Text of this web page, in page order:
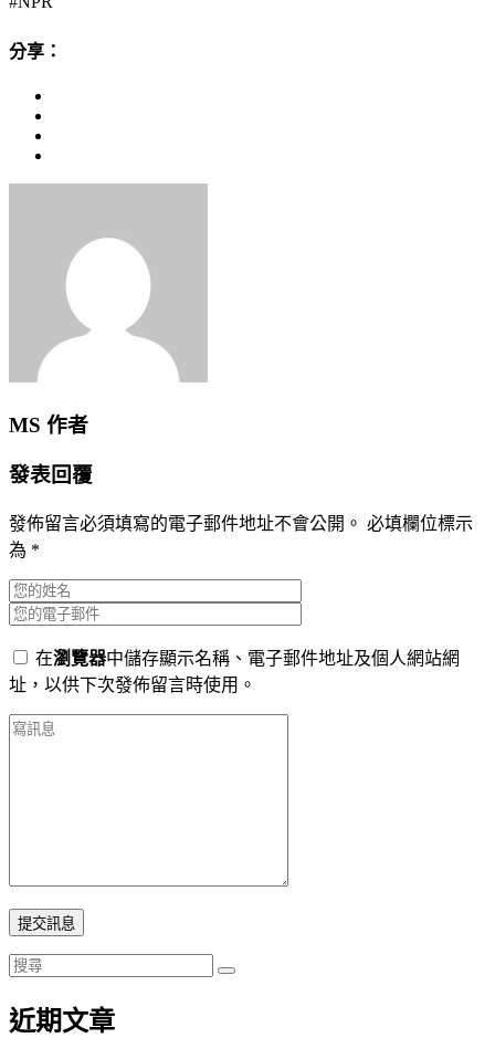
分享：
MS 作者
發表回覆
發佈留言必須填寫的電子郵件地址不會公開。 必填欄位標示
為 *
在瀏覽器中儲存顯示名稱、電子郵件地址及個人網站網
址，以供下次發佈留言時使用。
提交訊息
近期文章